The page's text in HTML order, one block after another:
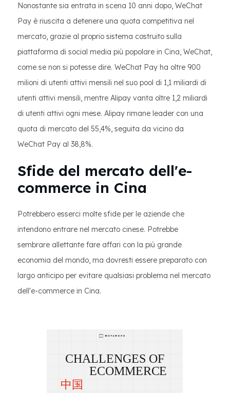
Nonostante sia entrata in scena 10 anni dopo, WeChat
Pay è riuscita a detenere una quota competitiva nel
mercato, grazie al proprio sistema costruito sulla
piattaforma di social media più popolare in Cina, WeChat,
come se non si potesse dire. WeChat Pay ha oltre 900
milioni di utenti attivi mensili nel suo pool di 1,1 miliardi di
utenti attivi mensili, mentre Alipay vanta oltre 1,2 miliardi
di utenti attivi ogni mese. Alipay rimane leader con una
quota di mercato del 55,4%, seguita da vicino da
WeChat Pay al 38,8%.
Sfide del mercato dell'e-
commerce in Cina
Potrebbero esserci molte sfide per le aziende che
intendono entrare nel mercato cinese. Potrebbe
sembrare allettante fare affari con la più grande
economia del mondo, ma dovresti essere preparato con
largo anticipo per evitare qualsiasi problema nel mercato
dell'e-commerce in Cina.
CHALLENGES OF
ECOMMERCE
中国
E-COMMERCE
MARKET IN
CHINA